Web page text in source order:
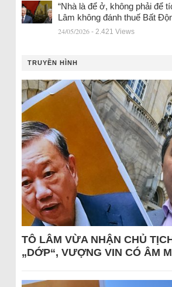
“Nhà là để ở, không phải để
Lâm không đánh thuế Bất
24/05/2026 - 2.421 Views
TRUYỀN HÌNH
TÔ LÂM VỪA NHẬN CHỦ
„DỚP“, VƯỢNG VIN CÓ ÂM